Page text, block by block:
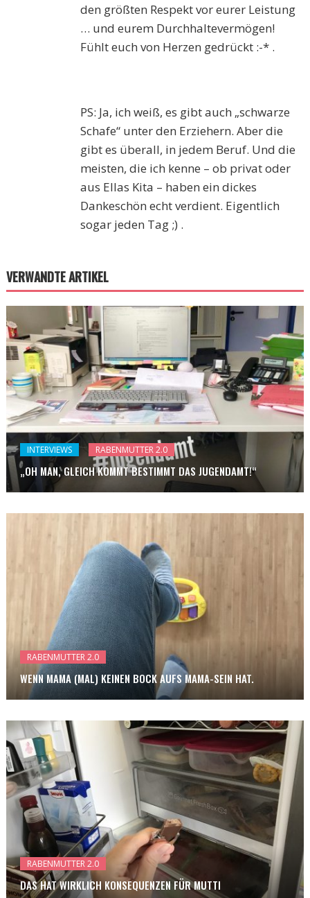
den größten Respekt vor eurer Leistung
… und eurem Durchhaltevermögen!
Fühlt euch von Herzen gedrückt :-* .
PS: Ja, ich weiß, es gibt auch „schwarze
Schafe“ unter den Erziehern. Aber die
gibt es überall, in jedem Beruf. Und die
meisten, die ich kenne – ob privat oder
aus Ellas Kita – haben ein dickes
Dankeschön echt verdient. Eigentlich
sogar jeden Tag ;) .
VERWANDTE ARTIKEL
INTERVIEWS RABENMUTTER 2.0
„OH MAN, GLEICH KOMMT BESTIMMT DAS JUGENDAMT!“
RABENMUTTER 2.0
WENN MAMA (MAL) KEINEN BOCK AUFS MAMA-SEIN HAT.
RABENMUTTER 2.0
DAS HAT WIRKLICH KONSEQUENZEN FÜR MUTTI